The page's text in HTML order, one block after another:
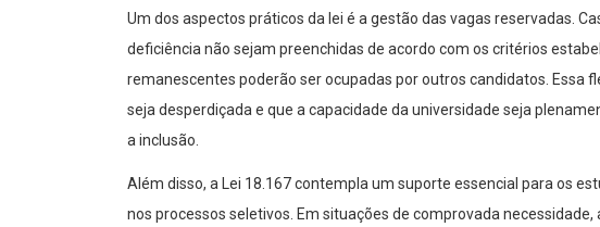
Um dos aspectos práticos da lei é a gestão das vagas reservadas.
deficiência não sejam preenchidas de acordo com os critérios
remanescentes poderão ser ocupadas por outros candidatos. Essa
seja desperdiçada e que a capacidade da universidade seja
a inclusão.
Além disso, a Lei 18.167 contempla um suporte essencial para os
nos processos seletivos. Em situações de comprovada